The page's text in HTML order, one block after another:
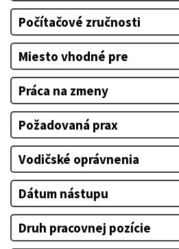
Počítačové zručnosti
Miesto vhodné pre
Práca na zmeny
Požadovaná prax
Vodičské oprávnenia
Dátum nástupu
Druh pracovnej pozície